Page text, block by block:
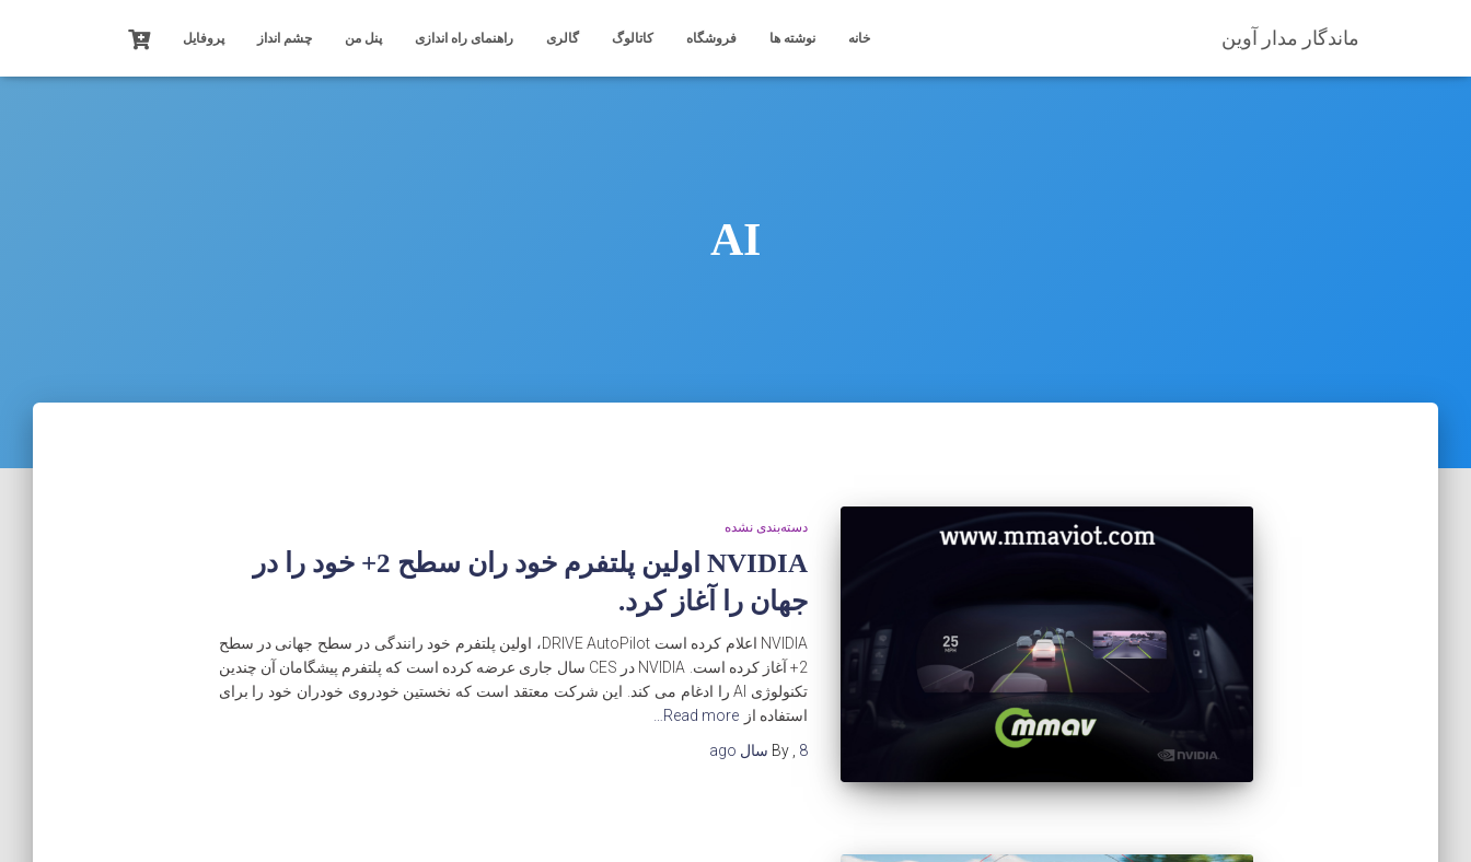
ماندگار مدار آوین خانه نوشته ها فروشگاه کاتالوگ گالری راهنمای راه اندازی پنل من چشم انداز پروفایل
AI
دسته‌بندی نشده
NVIDIA اولین پلتفرم خود ران سطح 2+ خود را در
جهان را آغاز کرد.
NVIDIA اعلام کرده است DRIVE AutoPilot، اولین پلتفرم خود رانندگی در سطح جهانی در سطح
2+ آغاز کرده است. NVIDIA در CES سال جاری عرضه کرده است که پلتفرم پیشگامان آن چندین
تکنولوژی AI را ادغام می کند. این شرکت معتقد است که نخستین خودروی خودران خود را برای
استفاده از Read more…
By
8 سال